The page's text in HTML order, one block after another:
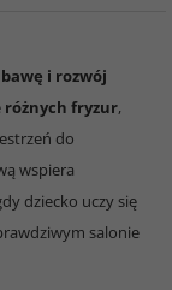
i rozwój
różnych fryzur,
do
wspiera
dziecko uczy się
salonie